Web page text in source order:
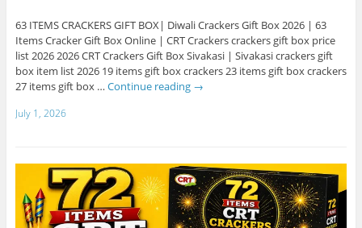
63 ITEMS CRACKERS GIFT BOX| Diwali Crackers Gift Box 2026 | 63
Items Cracker Gift Box Online | CRT Crackers crackers gift box price
list 2026 2026 CRT Crackers Gift Box Sivakasi | Sivakasi crackers gift
box item list 2026 19 items gift box crackers 23 items gift box crackers
27 items gift box … Continue reading →
July 1, 2026